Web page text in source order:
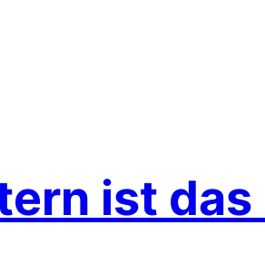
ist das